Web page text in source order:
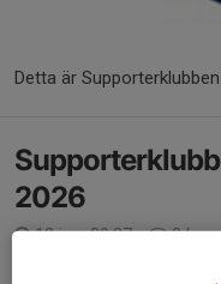
Detta är
2026
12 jan, 09:27
0